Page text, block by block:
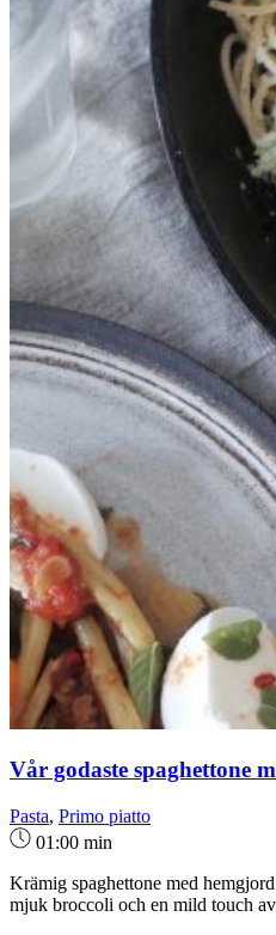
Vår godaste spaghettone
Pasta, Primo piatto
01:00 min
Krämig spaghettone med
mjuk broccoli och en mild touch